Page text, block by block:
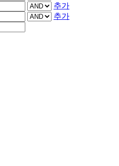
추가
추가